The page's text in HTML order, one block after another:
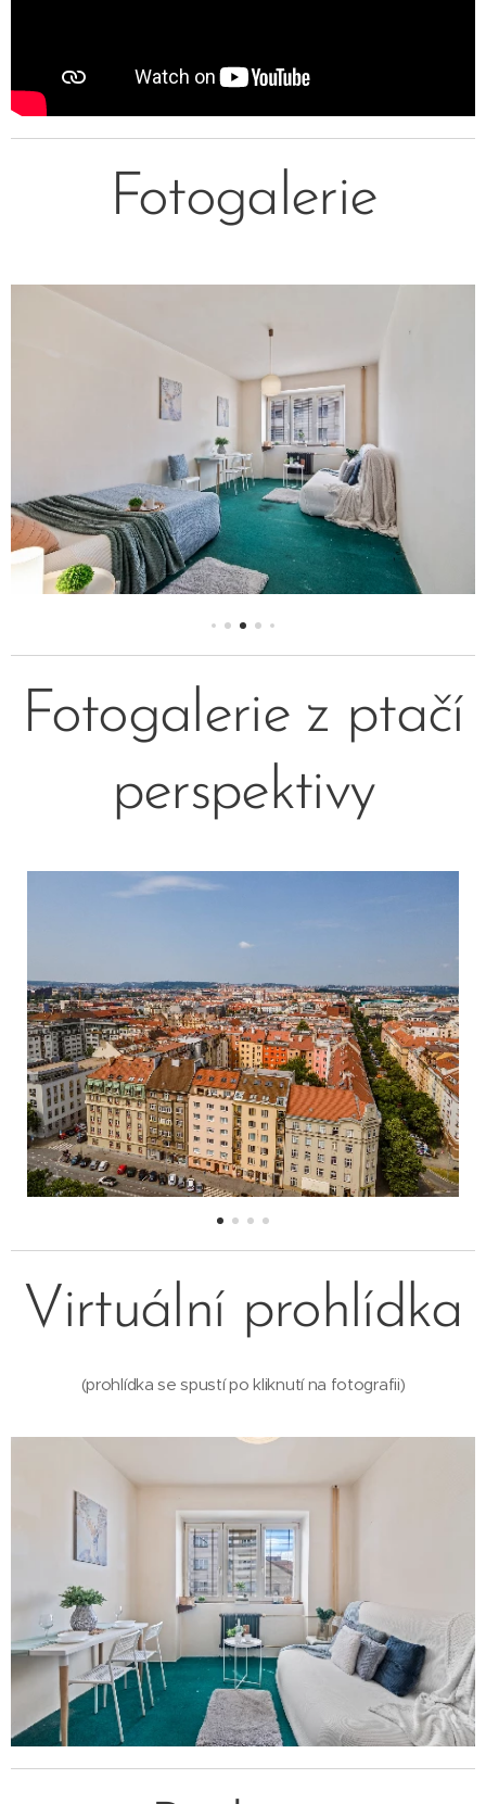
Fotogalerie
Fotogalerie z ptačí
perspektivy
Virtuální prohlídka
(prohlídka se spustí po kliknutí na fotografii)